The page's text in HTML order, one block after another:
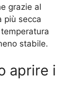
grazie al
più secca
stabile.
aprire i